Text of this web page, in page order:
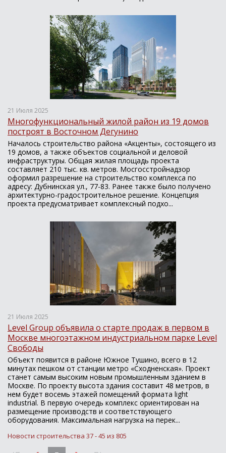
21 Июля 2025
Многофункциональный жилой район из 19 домов
построят в Восточном Дегунино
Началось строительство района «Акценты», состоящего из
19 домов, а также объектов социальной и деловой
инфраструктуры. Общая жилая площадь проекта
составляет 210 тыс. кв. метров. Мосгосстройнадзор
оформил разрешение на строительство комплекса по
адресу: Дубнинская ул., 77-83. Ранее также было получено
архитектурно-градостроительное решение. Концепция
проекта предусматривает комплексный подхо...
21 Июля 2025
Level Group объявила о старте продаж в первом в
Москве многоэтажном индустриальном парке Level
Свободы
Объект появится в районе Южное Тушино, всего в 12
минутах пешком от станции метро «Сходненская». Проект
станет самым высоким новым промышленным зданием в
Москве. По проекту высота здания составит 48 метров, в
нем будет восемь этажей помещений формата light
industrial. В первую очередь комплекс ориентирован на
размещение производств и соответствующего
оборудования. Максимальная нагрузка на перек...
Новости строительства 37 - 45 из 805